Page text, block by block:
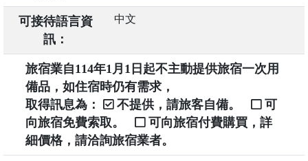
可接待語言資
訊：
中文
旅宿業自114年1月1日起不主動提供旅宿一次用
備品，如住宿時仍有需求，
取得訊息為：
不提供，請旅客自備。
可
向旅宿免費索取。
可向旅宿付費購買，詳
細價格，請洽詢旅宿業者。